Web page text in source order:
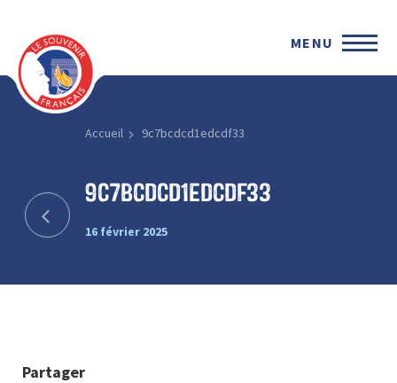
MENU
Accueil 9c7bcdcd1edcdf33
9c7bcdcd1edcdf33
16 février 2025
Partager